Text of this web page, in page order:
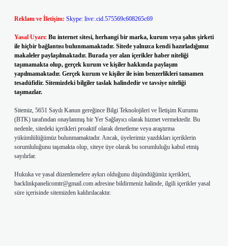
Reklam ve İletişim: Skype: live:.cid.575569c608265c69
Yasal Uyarı: Bu internet sitesi, herhangi bir marka, kurum veya şahıs şirketi
ile hiçbir bağlantısı bulunmamaktadır. Sitede yalnızca kendi hazırladığımız
makaleler paylaşılmaktadır. Burada yer alan içerikler haber niteliği
taşımamakta olup, gerçek kurum ve kişiler hakkında paylaşım
yapılmamaktadır. Gerçek kurum ve kişiler ile isim benzerlikleri tamamen
tesadüfidir. Sitemizdeki bilgiler taslak halindedir ve tavsiye niteliği
taşımazlar.
Sitemiz, 5651 Sayılı Kanun gereğince Bilgi Teknolojileri ve İletişim Kurumu
(BTK) tarafından onaylanmış bir Yer Sağlayıcı olarak hizmet vermektedir. Bu
nedenle, sitedeki içerikleri proaktif olarak denetleme veya araştırma
yükümlülüğümüz bulunmamaktadır. Ancak, üyelerimiz yazdıkları içeriklerin
sorumluluğunu taşımakta olup, siteye üye olarak bu sorumluluğu kabul etmiş
sayılırlar.
Hukuka ve yasal düzenlemelere aykırı olduğunu düşündüğünüz içerikleri,
backlinkpanelicomtr@gmail.com adresine bildirmeniz halinde, ilgili içerikler yasal
süre içerisinde sitemizden kaldırılacaktır.